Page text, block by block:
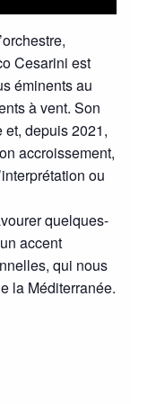
Cesarini est
éminents au
à vent. Son
et, depuis 2021,
accroissement,
ou
quelques-
accent
qui nous
la Méditerranée.